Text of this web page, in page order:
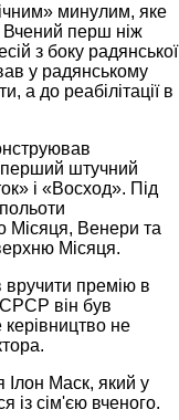
минулим, яке
Вчений перш ніж
з боку радянської
у радянському
а до реабілітації в
перший штучний
і «Восход». Під
Місяця, Венери та
Місяця.
вручити премію в
СРСР він був
не
Ілон Маск, який у
із сім'єю вченого.